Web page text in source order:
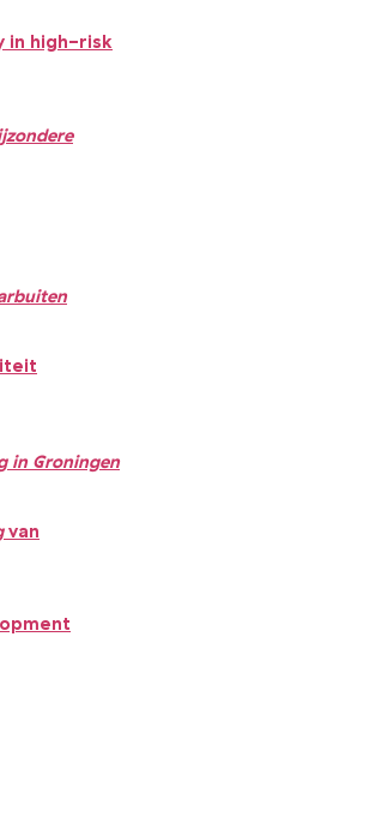
in high-risk
in Groningen
van